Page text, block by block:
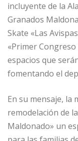
incluyente de la
Granados
Skate «Las
«Primer
espacios que
fomentando el
En su mensaje, la
remodelación de
Maldonado» un